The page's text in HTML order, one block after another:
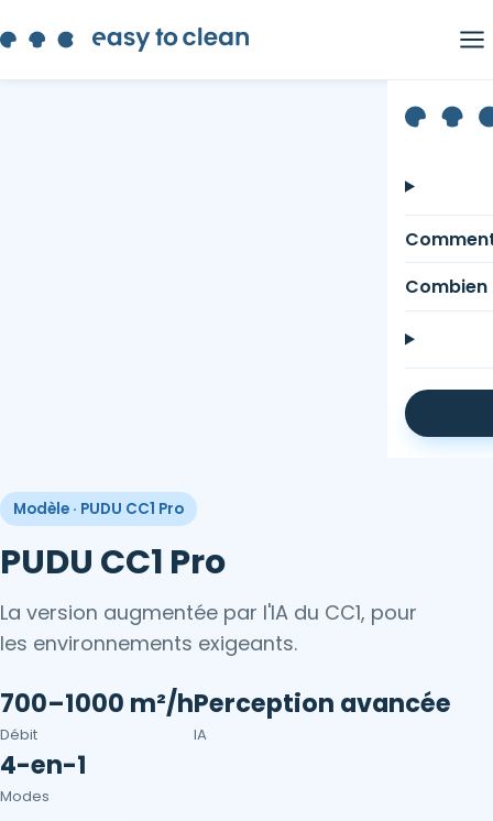
Modèle · PUDU CC1 Pro
PUDU CC1 Pro
La version augmentée par l'IA du CC1, pour
les environnements exigeants.
700–1000 m²/h
Débit
Perception avancée
IA
4-en-1
Modes